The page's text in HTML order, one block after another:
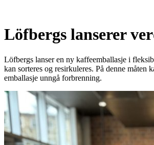
Löfbergs lanserer
Löfbergs lanser en ny kaffeemballasje i
kan sorteres og resirkuleres. På denne måten
emballasje unngå forbrenning.